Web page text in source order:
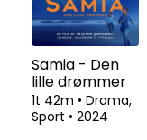
Samia - Den
lille drømmer
1t 42m • Drama,
Sport • 2024